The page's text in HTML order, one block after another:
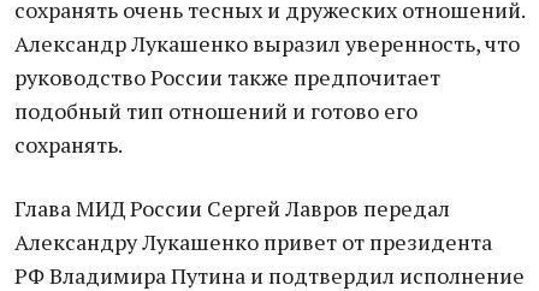
сохранять очень тесных и дружеских отношений.
Александр Лукашенко выразил уверенность, что
руководство России также предпочитает
подобный тип отношений и готово его
сохранять.
Глава МИД России Сергей Лавров передал
Александру Лукашенко привет от президента
РФ Владимира Путина и подтвердил исполнение